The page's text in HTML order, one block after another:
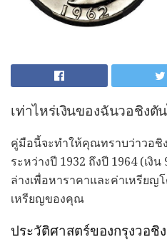
เท่าไหร่เงินของฉันวอชิงตั
คู่มือนี้จะทำให้คุณทราบว่าวอชิ
ระหว่างปี 1932 ถึงปี 1964 (เงิ
ล่างเพื่อหาราคาและค่าเหรียญ
เหรียญของคุณ
ประวัติศาสตร์ของกรุงวอชิ